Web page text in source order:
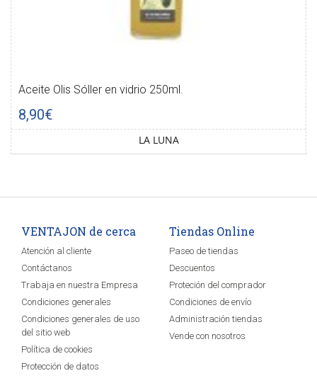
Aceite Olis Sóller en vidrio 250ml.
8,90€
LA LUNA
VENTAJON de cerca
Atención al cliente
Contáctanos
Trabaja en nuestra Empresa
Condiciones generales
Condiciones generales de uso
del sitio web
Política de cookies
Protección de datos
Tiendas Online
Paseo de tiendas
Descuentos
Proteción del comprador
Condiciones de envío
Administración tiendas
Vende con nosotros